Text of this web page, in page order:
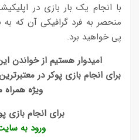
با انجام یک بار بازی در
منحصر به فرد گرافیکی آن که
پی خواهید برد.
امیدوار هستیم از خواندن
برای انجام بازی پوکر در
ویژه همراه
برای انجام بازی
ورود به